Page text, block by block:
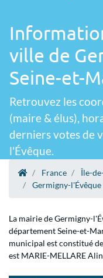
ville de
Seine-et-
Retrouvez les
(maire & élus),
derniers votes de
l'Évêque.
France Île-
Germigny-l'Évêque
La mairie de Germigny-
département Seine-et-
municipal est constitué
est MARIE-MELLARE